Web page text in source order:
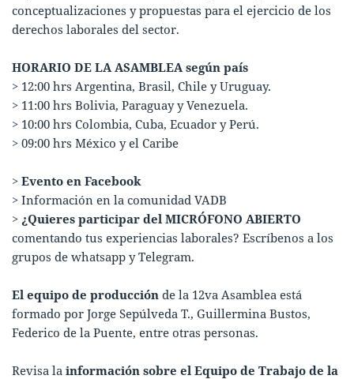
conceptualizaciones y propuestas para el ejercicio de los
derechos laborales del sector.
HORARIO DE LA ASAMBLEA según país
> 12:00 hrs Argentina, Brasil, Chile y Uruguay.
> 11:00 hrs Bolivia, Paraguay y Venezuela.
> 10:00 hrs Colombia, Cuba, Ecuador y Perú.
> 09:00 hrs México y el Caribe
> Evento en Facebook
> Información en la comunidad VADB
> ¿Quieres participar del MICRÓFONO ABIERTO
comentando tus experiencias laborales? Escríbenos a los
grupos de whatsapp yTelegram.
El equipo de producción de la 12va Asamblea está
formado por Jorge Sepúlveda T., Guillermina Bustos,
Federico de la Puente, entre otras personas.
Revisa la información sobre el Equipo de Trabajo de la